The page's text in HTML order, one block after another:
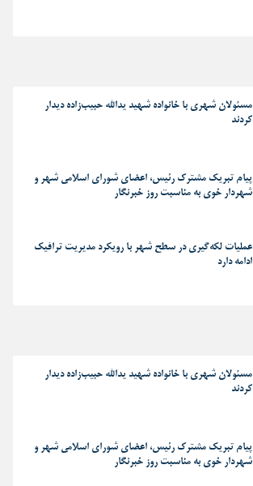
مسئولان شهری با خانواده شهید یدالله حبیب‌زاده دیدار
کردند
پیام تبریک مشترک رئیس، اعضای شورای اسلامی شهر و
شهردار خوی به مناسبت روز خبرنگار
عملیات لکه‌گیری در سطح شهر با رویکرد مدیریت ترافیک
ادامه دارد
مسئولان شهری با خانواده شهید یدالله حبیب‌زاده دیدار
کردند
پیام تبریک مشترک رئیس، اعضای شورای اسلامی شهر و
شهردار خوی به مناسبت روز خبرنگار